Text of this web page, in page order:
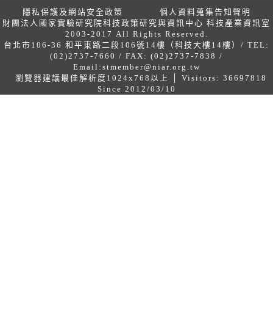
隱私保護及網站安全政策
個人資料蒐集告知聲明
財團法人國家實驗研究院科技政策研究與資訊中心 科技產業資訊室
2003-2017 All Rights Reserved.
台北市106-36 和平東路二段106號14樓（科技大樓14樓）/ TEL:
(02)2737-7660 / FAX: (02)2737-7838 /
Email: stmember@niar.org.tw
瀏覽器建議最佳解析度1024x768以上 │ Visitors: 36697818
Since 2012/03/10